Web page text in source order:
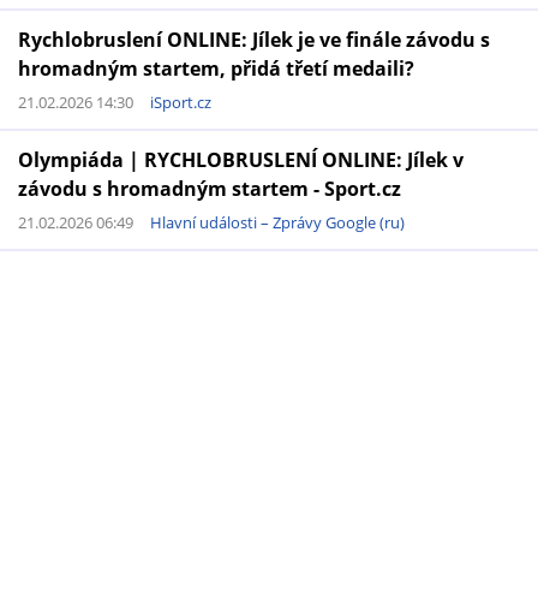
Rychlobruslení ONLINE: Jílek je ve finále závodu s
hromadným startem, přidá třetí medaili?
21.02.2026 14:30 iSport.cz
Olympiáda | RYCHLOBRUSLENÍ ONLINE: Jílek v
závodu s hromadným startem - Sport.cz
21.02.2026 06:49 Hlavní události – Zprávy Google (ru)